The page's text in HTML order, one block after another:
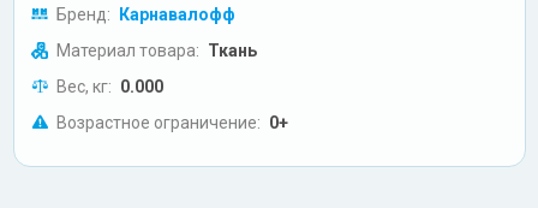
Бренд: Карнавалофф
Материал товара: Ткань
Вес, кг: 0.000
Возрастное ограничение: 0+